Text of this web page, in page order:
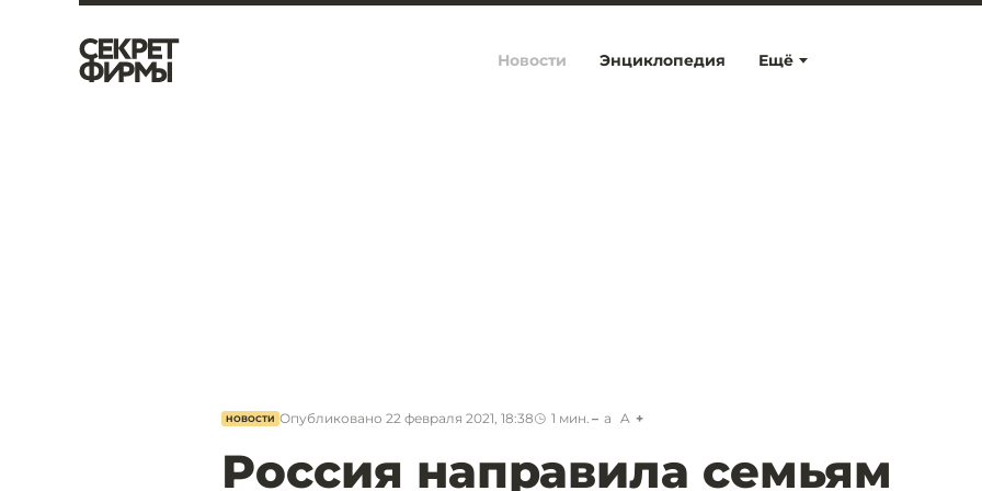
Ещё
Новости Энциклопедия
НОВОСТИ Опубликовано 22 февраля 2021, 18:38 1 мин. a A
Россия направила семьям